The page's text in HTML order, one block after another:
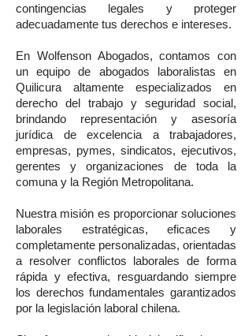
contingencias legales y proteger
adecuadamente tus derechos e intereses.
En Wolfenson Abogados, contamos con
un equipo de abogados laboralistas en
Quilicura altamente especializados en
derecho del trabajo y seguridad social,
brindando representación y asesoría
jurídica de excelencia a trabajadores,
empresas, pymes, sindicatos, ejecutivos,
gerentes y organizaciones de toda la
comuna y la Región Metropolitana.
Nuestra misión es proporcionar soluciones
laborales estratégicas, eficaces y
completamente personalizadas, orientadas
a resolver conflictos laborales de forma
rápida y efectiva, resguardando siempre
los derechos fundamentales garantizados
por la legislación laboral chilena.